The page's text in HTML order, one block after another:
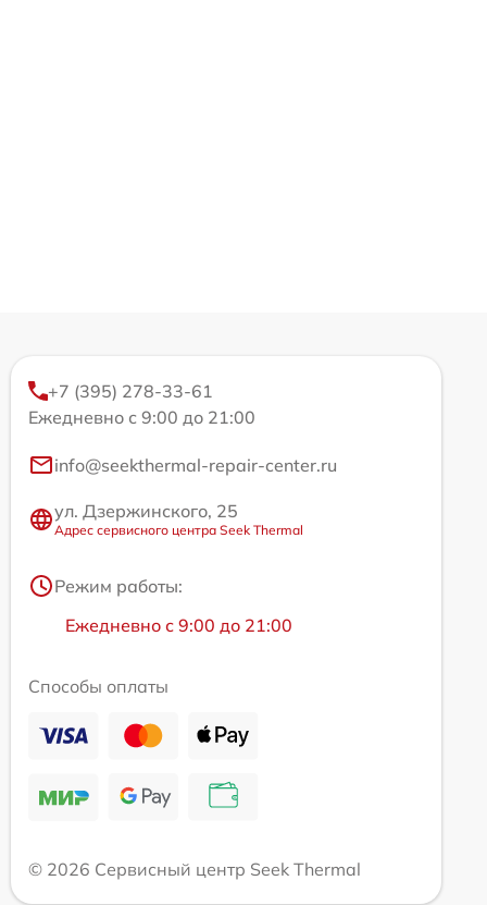
+7 (395) 278-33-61
Ежедневно с 9:00 до 21:00
info@seekthermal-repair-center.ru
ул. Дзержинского, 25
Адрес сервисного центра Seek Thermal
Режим работы:
Ежедневно с 9:00 до 21:00
Способы оплаты
© 2026 Сервисный центр Seek Thermal